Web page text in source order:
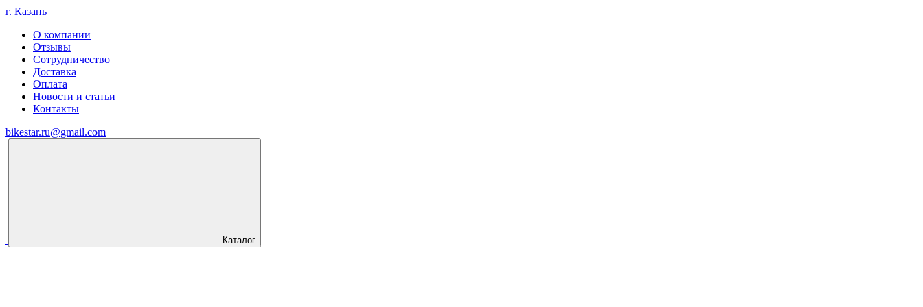
г. Казань
О компании
Отзывы
Сотрудничество
Доставка
Оплата
Новости и статьи
Контакты
bikestar.ru@gmail.com
Каталог